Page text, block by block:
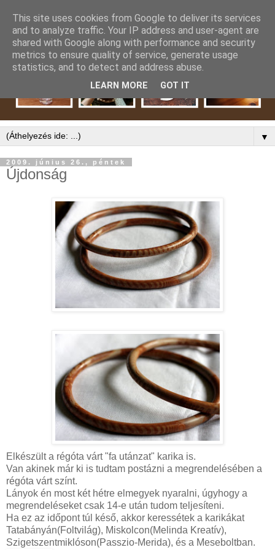
▼
2009. június 26., péntek
Újdonság
Elkészült a régóta várt "fa utánzat" karika is.
Van akinek már ki is tudtam postázni a megrendelésében a
régóta várt színt.
Lányok én most két hétre elmegyek nyaralni, úgyhogy a
megrendeléseket csak 14-e után tudom teljesíteni.
Ha ez az időpont túl késő, akkor keressétek a karikákat
Tatabányán(Foltvilág), Miskolcon(Melinda Kreatív),
Szigetszentmiklóson(Passzio-Merida), és a Meseboltban.
This site uses cookies from Google to deliver its services
and to analyze traffic. Your IP address and user-agent are
shared with Google along with performance and security
metrics to ensure quality of service, generate usage
statistics, and to detect and address abuse.
LEARN MORE GOT IT